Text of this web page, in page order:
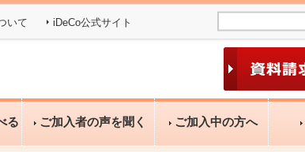
いて iDeCo公式サイト
る ご加入者の声を聞く ご加入中の方へ